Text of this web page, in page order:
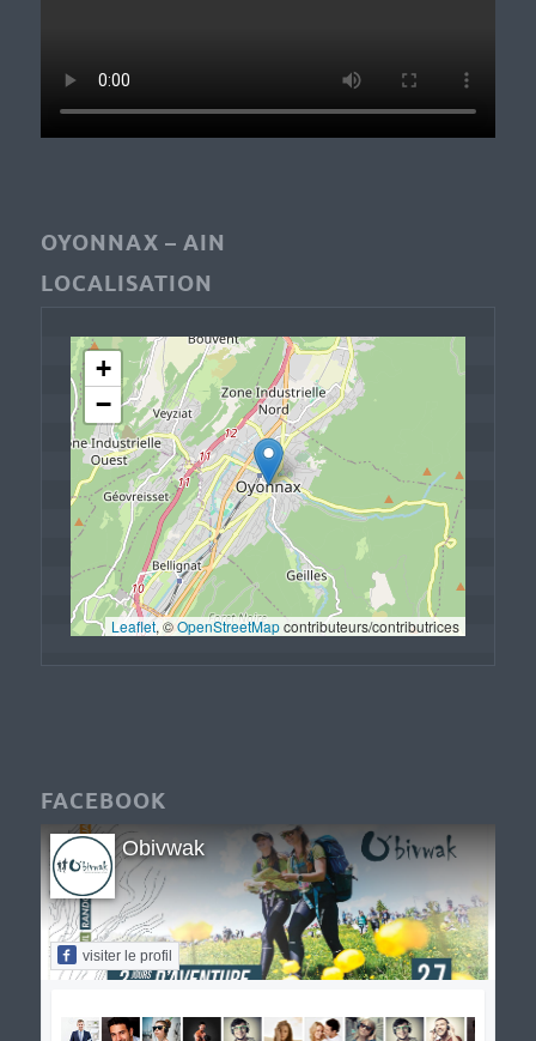
OYONNAX – AIN
LOCALISATION
+
−
Leaflet, © OpenStreetMap contributeurs/contributrices
FACEBOOK
Obivwak
visiter le profil